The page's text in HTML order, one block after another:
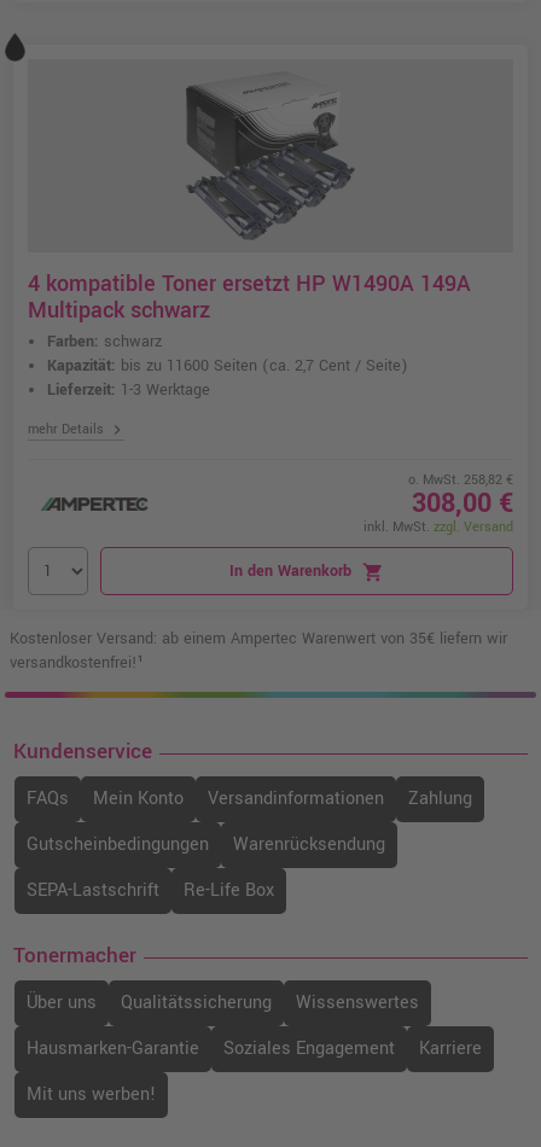
4 kompatible Toner ersetzt HP W1490A 149A
Multipack schwarz
Farben: schwarz
Kapazität: bis zu 11600 Seiten (ca. 2,7 Cent / Seite)
Lieferzeit: 1-3 Werktage
mehr Details chevron_right
o. MwSt. 258,82 €
308,00 €
inkl. MwSt. zzgl. Versand
In den Warenkorb shopping_cart
Kostenloser Versand: ab einem Ampertec Warenwert von 35€ liefern wir
versandkostenfrei!¹
Kundenservice
FAQs Mein Konto Versandinformationen
Zahlung
Gutscheinbedingungen
Warenrücksendung
SEPA-Lastschrift
Re-Life Box
Tonermacher
Über uns Qualitätssicherung
Wissenswertes
Hausmarken-Garantie
Soziales Engagement
Karriere
Mit uns werben!